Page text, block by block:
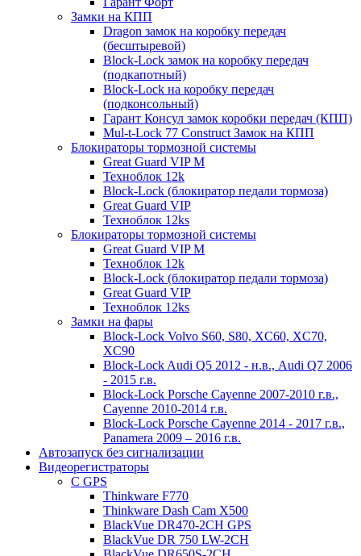
Замки на КПП
Dragon замок на коробку передач
(бесштыревой)
Block-Lock замок на коробку передач
(подкапотный)
Block-Lock на коробку передач
(подконсольный)
Гарант Консул замок коробки передач (КПП)
Mul-t-Lock 77 Construct Замок на КПП
Блокираторы тормозной системы
Great Guard VIP M
Техноблок 12k
Block-Lock (блокиратор педали тормоза)
Great Guard VIP
Техноблок 12ks
Блокираторы тормозной системы
Great Guard VIP M
Техноблок 12k
Block-Lock (блокиратор педали тормоза)
Great Guard VIP
Техноблок 12ks
Замки на фары
Block-Lock Volvo S60, S80, XC60, XC70,
XC90
Block-Lock Audi Q5 2012 - н.в., Audi Q7 2006
- 2015 г.в.
Block-Lock Porsche Cayenne 2007-2010 г.в.,
Cayenne 2010-2014 г.в.
Block-Lock Porsche Cayenne 2014 - 2017 г.в.,
Panamera 2009 – 2016 г.в.
Автозапуск без сигнализации
Видеорегистраторы
С GPS
Thinkware F770
Thinkware Dash Cam X500
BlackVue DR470-2CH GPS
BlackVue DR 750 LW-2CH